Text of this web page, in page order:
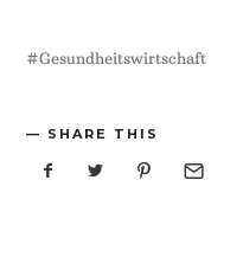
Gesundheitswirtschaft
SHARE THIS